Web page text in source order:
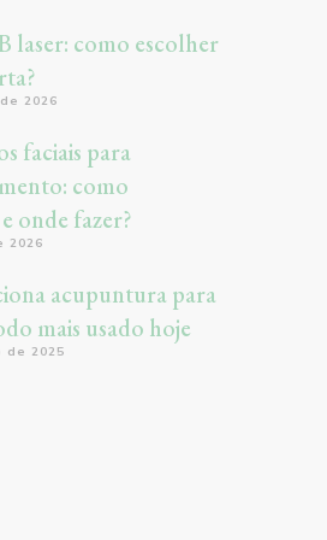
laser: como escolher
2026
faciais para
como
onde fazer?
2026
acupuntura para
mais usado hoje
de 2025